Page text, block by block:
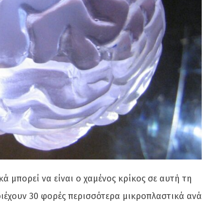
μπορεί να είναι ο χαμένος κρίκος σε αυτή τη
30 φορές περισσότερα μικροπλαστικά ανά